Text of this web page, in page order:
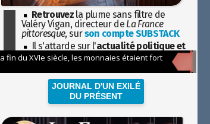
Retrouvez la plume sans filtre de
Valéry Vigan, directeur de La France
pittoresque, surson compte SUBSTACK
Il s'attarde sur l'actualité politique et
sociétaleavec la hauteur de vue de
JOURNAL D'UN EXILÉ
DU PRÉSENT